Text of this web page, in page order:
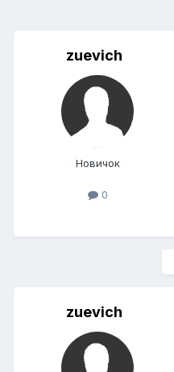
zuevich
Новичок
0
zuevich